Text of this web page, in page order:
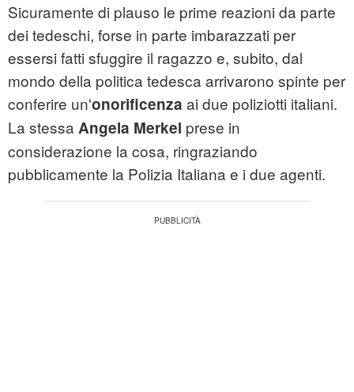
Sicuramente di plauso le prime reazioni da parte
dei tedeschi, forse in parte imbarazzati per
essersi fatti sfuggire il ragazzo e, subito, dal
mondo della politica tedesca arrivarono spinte per
conferire un'onorificenza ai due poliziotti italiani.
La stessa Angela Merkel prese in
considerazione la cosa, ringraziando
pubblicamente la Polizia Italiana e i due agenti.